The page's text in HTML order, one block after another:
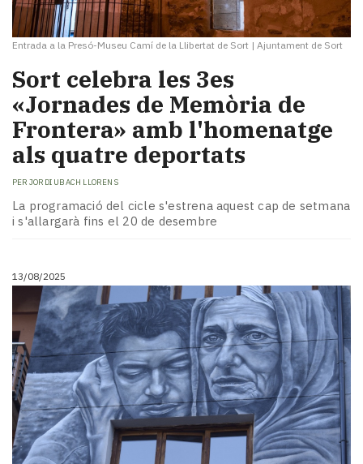
Entrada a la Presó-Museu Camí de la Llibertat de Sort | Ajuntament de Sort
Sort celebra les 3es
«Jornades de Memòria de
Frontera» amb l'homenatge
als quatre deportats
PER JORDI UBACH LLORENS
La programació del cicle s'estrena aquest cap de setmana
i s'allargarà fins el 20 de desembre
13/08/2025